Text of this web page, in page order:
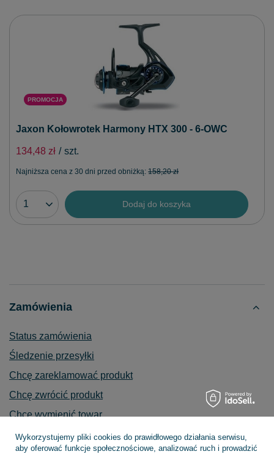
PROMOCJA
Jaxon Kołowrotek Harmony HTX 300 - 6-OWC
134,48 zł / szt.
Najniższa cena z 30 dni przed obniżką: 158,20 zł
Dodaj do koszyka
Zamówienia
Status zamówienia
Śledzenie przesyłki
Chcę zareklamować produkt
Chcę zwrócić produkt
Chcę wymienić towar
Kontakt
Wykorzystujemy pliki cookies do prawidłowego działania serwisu,
aby oferować funkcje społecznościowe, analizować ruch i prowadzić